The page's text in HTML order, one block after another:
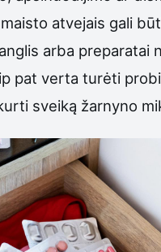
atvejais gali
arba preparatai
pat verta turėti
sveiką žarnyno